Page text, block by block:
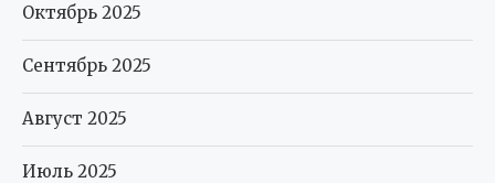
Октябрь 2025
Сентябрь 2025
Август 2025
Июль 2025